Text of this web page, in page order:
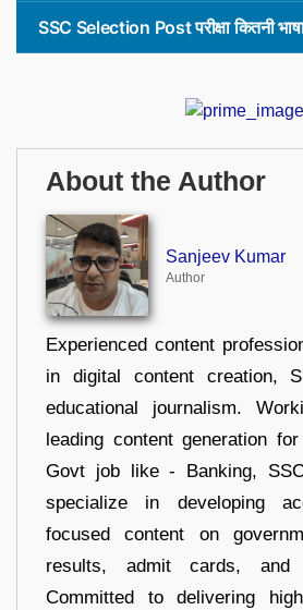
SSC Selection Post परीक्षा कितनी
About the Author
Sanjeev Kumar
Author
Experienced content
in digital content creation,
educational journalism.
leading content generation
Govt job like - Banking,
specialize in developing
focused content on
results, admit cards, and
Committed to delivering